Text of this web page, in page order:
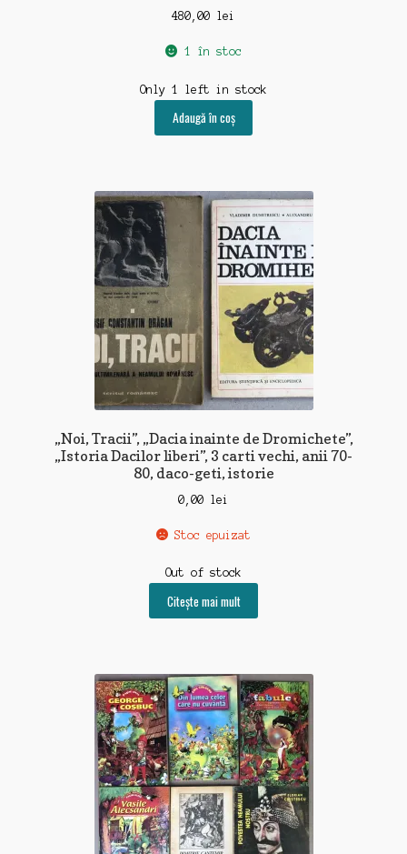
480,00 lei
1 în stoc
Only 1 left in stock
Adaugă în coș
„Noi, Tracii”, „Dacia inainte de Dromichete”,
„Istoria Dacilor liberi”, 3 carti vechi, anii 70-
80, daco-geti, istorie
0,00 lei
Stoc epuizat
Out of stock
Citește mai mult